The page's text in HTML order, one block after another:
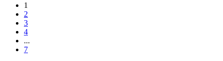
1
2
3
4
...
7